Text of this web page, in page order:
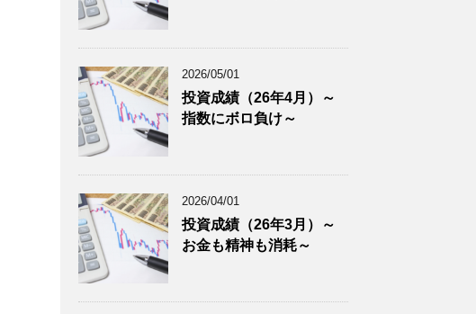
2026/05/01
投資成績（26年4月）～
指数にボロ負け～
2026/04/01
投資成績（26年3月）～
お金も精神も消耗～